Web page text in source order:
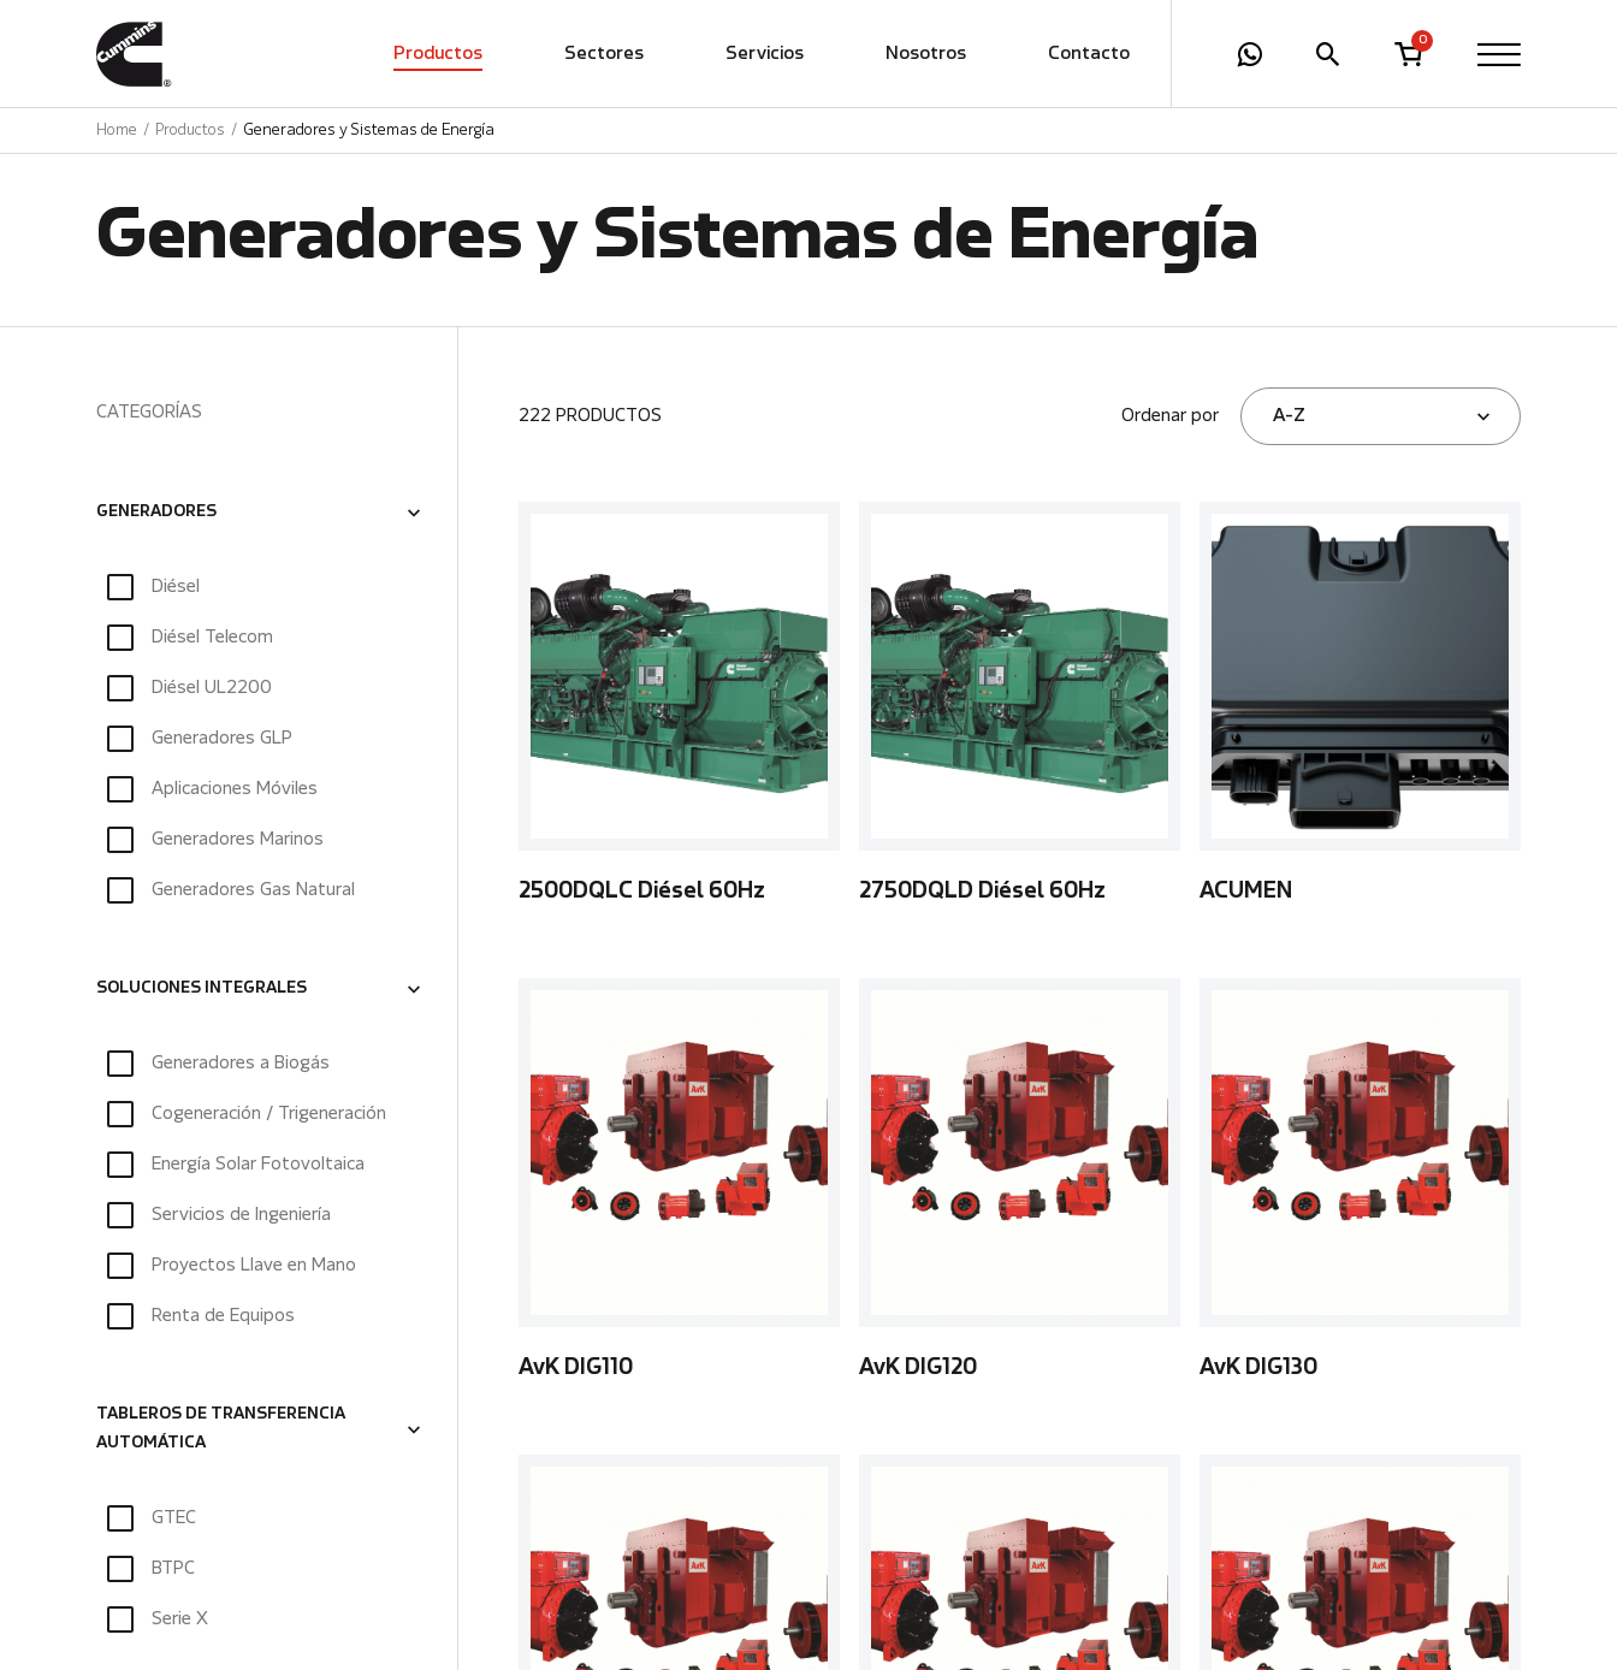
Productos Sectores Servicios Nosotros Contacto
0
Home Productos Generadores y Sistemas de Energía
Generadores y Sistemas de Energía
CATEGORÍAS
GENERADORES
Diésel
Diésel Telecom
Diésel UL2200
Generadores GLP
Aplicaciones Móviles
Generadores Marinos
Generadores Gas Natural
SOLUCIONES INTEGRALES
Generadores a Biogás
Cogeneración / Trigeneración
Energía Solar Fotovoltaica
Servicios de Ingeniería
Proyectos Llave en Mano
Renta de Equipos
TABLEROS DE TRANSFERENCIA
AUTOMÁTICA
GTEC
BTPC
Serie X
222 PRODUCTOS Ordenar por A-Z
2500DQLC Diésel 60Hz 2750DQLD Diésel 60Hz ACUMEN
AvK DIG110 AvK DIG120 AvK DIG130